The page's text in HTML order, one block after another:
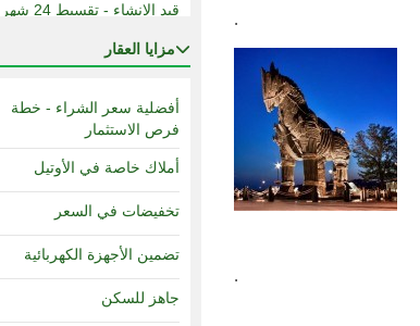
قيد الإنشاء - تقسيط 24 شهر
قيد الإنشاء - تقسيط 36 شهر
مزايا العقار
أفضلية سعر الشراء - خطة
فرص الاستثمار
أملاك خاصة في الأوتيل
تخفيضات في السعر
تضمين الأجهزة الكهربائية
جاهز للسكن
.
.